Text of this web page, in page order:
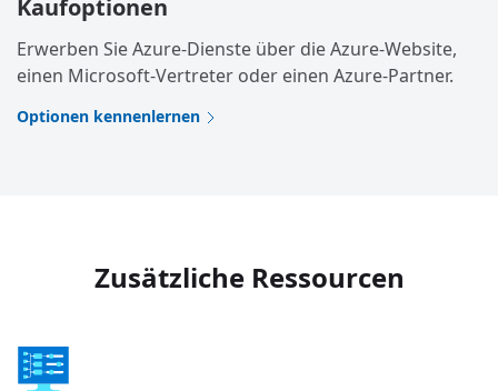
Kaufoptionen
Erwerben Sie Azure-Dienste über die Azure-Website,
einen Microsoft-Vertreter oder einen Azure-Partner.
Optionen kennenlernen
Zusätzliche Ressourcen